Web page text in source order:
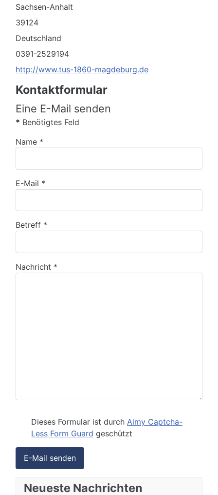
Sachsen-Anhalt
39124
Deutschland
Telefon
0391-2529194
Website
http://www.tus-1860-magdeburg.de
Kontaktformular
Eine E-Mail senden
* Benötigtes Feld
Name *
E-Mail *
Betreff *
Nachricht *
Dieses Formular ist durch Aimy Captcha-
Less Form Guard geschützt
E-Mail senden
Neueste Nachrichten